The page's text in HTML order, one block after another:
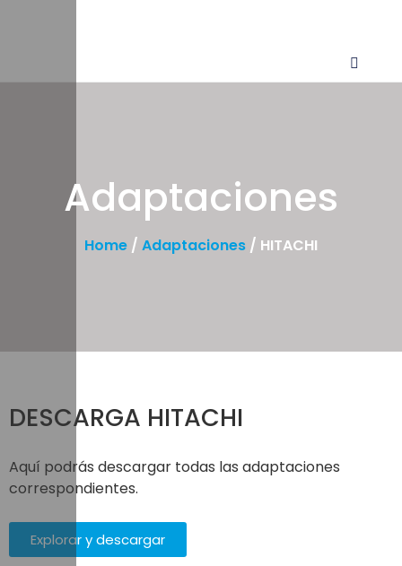
Adaptaciones
Home / Adaptaciones / HITACHI
DESCARGA HITACHI
Aquí podrás descargar todas las adaptaciones
correspondientes.
Explorar y descargar